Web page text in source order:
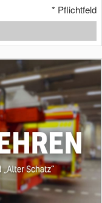
* Pflichtfeld